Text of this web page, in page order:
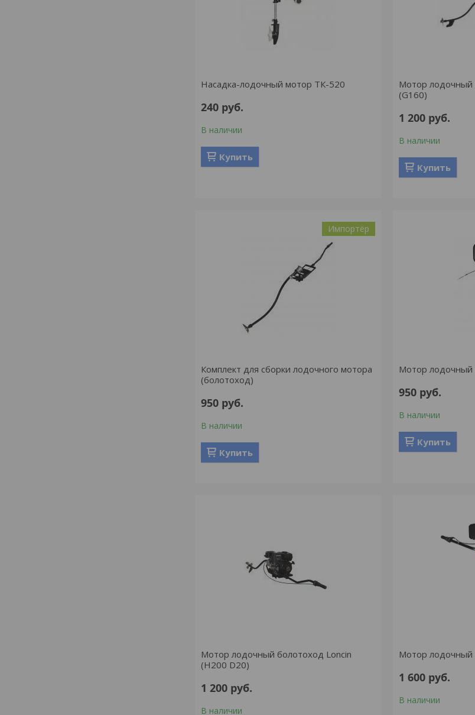
Насадка-лодочный мотор ТК-520
240 руб.
В наличии
Купить
Мотор лодочный
(G160)
1 200 руб.
В наличии
Купить
Импортёр
Комплект для сборки лодочного мотора
(болотоход)
950 руб.
В наличии
Купить
Мотор лодочный
950 руб.
В наличии
Купить
Мотор лодочный болотоход Loncin
(H200 D20)
1 200 руб.
В наличии
Мотор лодочный
1 600 руб.
В наличии